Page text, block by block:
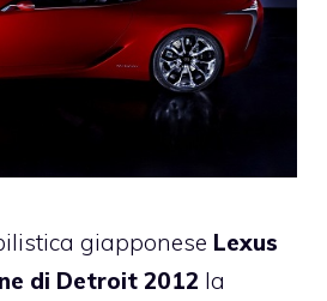
giapponese Lexus
di Detroit 2012 la